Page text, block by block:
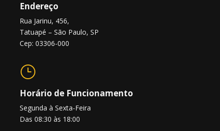
Endereço
Rua Jarinu, 456,
Tatuapé – São Paulo, SP
Cep: 03306-000
}
Horário de Funcionamento
Segunda à Sexta-Feira
Das 08:30 às 18:00